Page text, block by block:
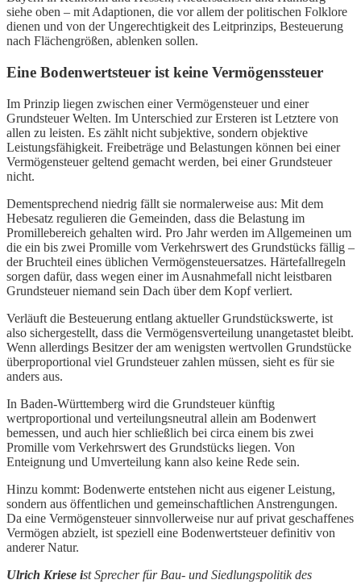
siehe oben – mit Adaptionen, die vor allem der politischen Folklore
dienen und von der Ungerechtigkeit des Leitprinzips, Besteuerung
nach Flächengrößen, ablenken sollen.
Eine Bodenwertsteuer ist keine Vermögenssteuer
Im Prinzip liegen zwischen einer Vermögensteuer und einer
Grundsteuer Welten. Im Unterschied zur Ersteren ist Letztere von
allen zu leisten. Es zählt nicht subjektive, sondern objektive
Leistungsfähigkeit. Freibeträge und Belastungen können bei einer
Vermögensteuer geltend gemacht werden, bei einer Grundsteuer
nicht.
Dementsprechend niedrig fällt sie normalerweise aus: Mit dem
Hebesatz regulieren die Gemeinden, dass die Belastung im
Promillebereich gehalten wird. Pro Jahr werden im Allgemeinen um
die ein bis zwei Promille vom Verkehrswert des Grundstücks fällig –
der Bruchteil eines üblichen Vermögensteuersatzes. Härtefallregeln
sorgen dafür, dass wegen einer im Ausnahmefall nicht leistbaren
Grundsteuer niemand sein Dach über dem Kopf verliert.
Verläuft die Besteuerung entlang aktueller Grundstückswerte, ist
also sichergestellt, dass die Vermögensverteilung unangetastet bleibt.
Wenn allerdings Besitzer der am wenigsten wertvollen Grundstücke
überproportional viel Grundsteuer zahlen müssen, sieht es für sie
anders aus.
In Baden-Württemberg wird die Grundsteuer künftig
wertproportional und verteilungsneutral allein am Bodenwert
bemessen, und auch hier schließlich bei circa einem bis zwei
Promille vom Verkehrswert des Grundstücks liegen. Von
Enteignung und Umverteilung kann also keine Rede sein.
Hinzu kommt: Bodenwerte entstehen nicht aus eigener Leistung,
sondern aus öffentlichen und gemeinschaftlichen Anstrengungen.
Da eine Vermögensteuer sinnvollerweise nur auf privat geschaffenes
Vermögen abzielt, ist speziell eine Bodenwertsteuer definitiv von
anderer Natur.
Ulrich Kriese ist Sprecher für Bau- und Siedlungspolitik des